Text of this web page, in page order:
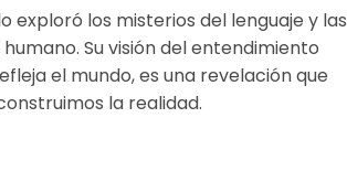
exploró los misterios del lenguaje y las
Su visión del entendimiento
el mundo, es una revelación que
la realidad.